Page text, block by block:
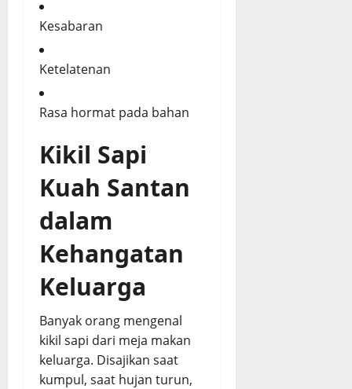
Kesabaran
Ketelatenan
Rasa hormat pada bahan
Kikil Sapi
Kuah Santan
dalam
Kehangatan
Keluarga
Banyak orang mengenal
kikil sapi dari meja makan
keluarga. Disajikan saat
kumpul, saat hujan turun,